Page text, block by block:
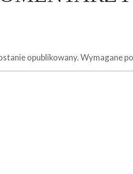
opublikowany.Wymagane